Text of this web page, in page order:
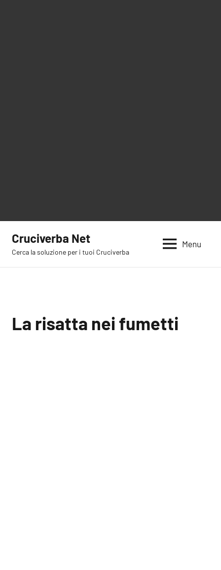
contenuto
Cruciverba Net
Cerca la soluzione per i tuoi Cruciverba
Menu
La risatta nei fumetti